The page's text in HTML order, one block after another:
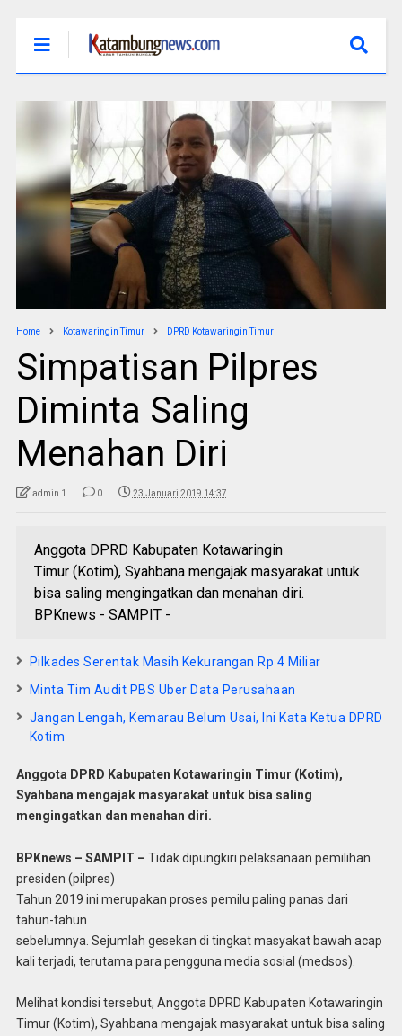
Home Kotawaringin Timur DPRD Kotawaringin Timur
Simpatisan Pilpres
Diminta Saling
Menahan Diri
admin 1 0 23 Januari 2019 14:37
Anggota DPRD Kabupaten Kotawaringin
Timur (Kotim), Syahbana mengajak masyarakat untuk
bisa saling mengingatkan dan menahan diri.
BPKnews - SAMPIT -
Pilkades Serentak Masih Kekurangan Rp 4 Miliar
Minta Tim Audit PBS Uber Data Perusahaan
Jangan Lengah, Kemarau Belum Usai, Ini Kata Ketua DPRD
Kotim
Anggota DPRD Kabupaten Kotawaringin Timur (Kotim),
Syahbana mengajak masyarakat untuk bisa saling
mengingatkan dan menahan diri.
BPKnews – SAMPIT – Tidak dipungkiri pelaksanaan pemilihan
presiden (pilpres)
Tahun 2019 ini merupakan proses pemilu paling panas dari
tahun-tahun
sebelumnya. Sejumlah gesekan di tingkat masyakat bawah acap
kali terjadi, terutama para pengguna media sosial (medsos).
Melihat kondisi tersebut, Anggota DPRD Kabupaten Kotawaringin
Timur (Kotim), Syahbana mengajak masyarakat untuk bisa saling